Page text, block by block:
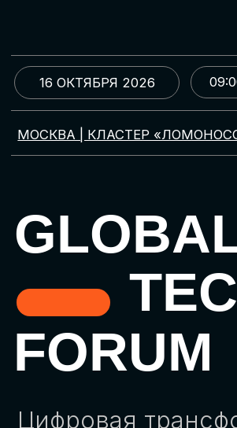
МОСКВА | КЛАСТЕР «ЛОМОНОСОВ»
GLOBAL
TECH
FORUM
Цифровая трансформация
и автоматизация бизнеса
ЗАРЕГИСТРИРОВАТЬСЯ
09:00-19:00
16 ОКТЯБРЯ 2026